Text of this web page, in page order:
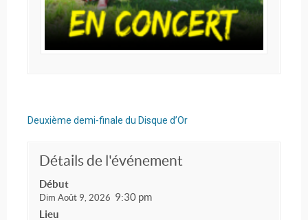
Deuxième demi-finale du Disque d’Or
Détails de l'événement
Début
Dim Août 9, 2026 9:30 pm
Lieu